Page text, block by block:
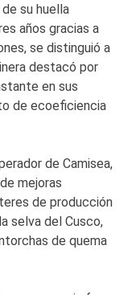
su huella
años gracias a
se distinguió a
destacó por
en sus
de ecoeficiencia
de Camisea,
mejoras
de producción
selva del Cusco,
de quema